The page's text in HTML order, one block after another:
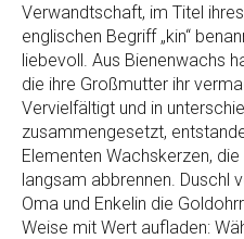
Verwandtschaft, im Titel
englischen Begriff „kin“
liebevoll. Aus Bienenwachs
die ihre Großmutter ihr
Vervielfältigt und in
zusammengesetzt,
Elementen Wachskerzen,
langsam abbrennen. Duschl
Oma und Enkelin die
Weise mit Wert aufladen: